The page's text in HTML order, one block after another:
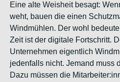
Eine alte Weisheit besagt:
weht, bauen die einen
Windmühlen. Der wohl
Zeit ist der digitale Fortschritt.
Unternehmen eigentlich
jedenfalls nicht. Jemand muss
Dazu müssen die